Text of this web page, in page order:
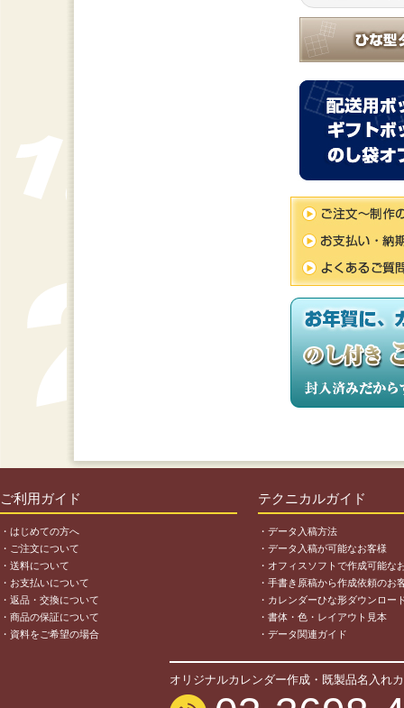
ご利用ガイド
・はじめての方へ
・ご注文について
・送料について
・お支払いについて
・返品・交換について
・商品の保証について
・資料をご希望の場合
テクニカルガイド
・データ入稿方法
・データ入稿が可能なお客様
・オフィスソフトで作成可能な
・手書き原稿から作成依頼のお
・カレンダーひな形ダウンロー
・書体・色・レイアウト見本
・データ関連ガイド
オリジナルカレンダー作成・既製品名入れ